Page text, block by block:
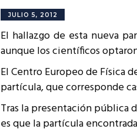
Valores
Historia
Cumplimiento Legal
Cumplimiento Legal
JULIO 5, 2012
El hallazgo de esta nueva
aunque los científicos
El Centro Europeo de Física
partícula, que corresponde
Tras la presentación pública
es que la partícula